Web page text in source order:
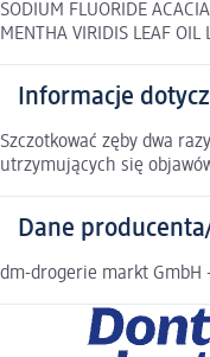
SODIUM FLUORIDE
MENTHA VIRIDIS LEAF OIL
Informacje
Szczotkować zęby dwa
utrzymujących się
Dane
dm-drogerie markt GmbH